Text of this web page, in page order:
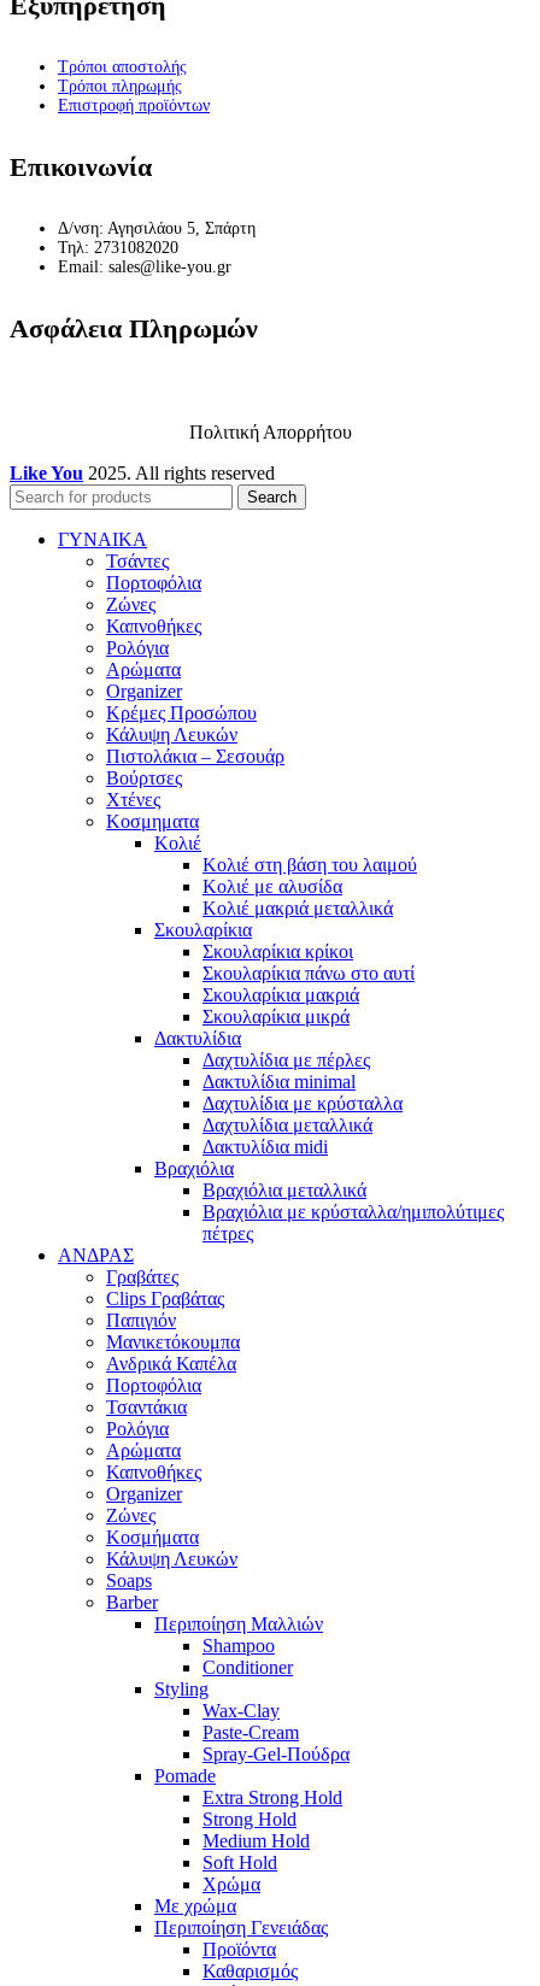
προϊόντος
Τρόποι αποστολής
Τρόποι πληρωμής
Επιστροφή προϊόντων
Επικοινωνία
Δ/νση: Αγησιλάου 5, Σπάρτη
Τηλ: 2731082020
Email: sales@like-you.gr
Ασφάλεια Πληρωμών
Πολιτική Απορρήτου
Like You 2025. All rights reserved
Search
ΓΥΝΑΙΚΑ
Τσάντες
Πορτοφόλια
Ζώνες
Καπνοθήκες
Ρολόγια
Αρώματα
Organizer
Κρέμες Προσώπου
Κάλυψη Λευκών
Πιστολάκια – Σεσουάρ
Βούρτσες
Χτένες
Κοσμηματα
Κολιέ
Κολιέ στη βάση του λαιμού
Κολιέ με αλυσίδα
Κολιέ μακριά μεταλλικά
Σκουλαρίκια
Σκουλαρίκια κρίκοι
Σκουλαρίκια πάνω στο αυτί
Σκουλαρίκια μακριά
Σκουλαρίκια μικρά
Δακτυλίδια
Δαχτυλίδια με πέρλες
Δακτυλίδια minimal
Δαχτυλίδια με κρύσταλλα
Δαχτυλίδια μεταλλικά
Δακτυλίδια midi
Βραχιόλια
Βραχιόλια μεταλλικά
Βραχιόλια με κρύσταλλα/ημιπολύτιμες
πέτρες
ΑΝΔΡΑΣ
Γραβάτες
Clips Γραβάτας
Παπιγιόν
Μανικετόκουμπα
Ανδρικά Καπέλα
Πορτοφόλια
Τσαντάκια
Ρολόγια
Αρώματα
Καπνοθήκες
Organizer
Ζώνες
Κοσμήματα
Κάλυψη Λευκών
Soaps
Barber
Περιποίηση Μαλλιών
Shampoo
Conditioner
Styling
Wax-Clay
Paste-Cream
Spray-Gel-Πούδρα
Pomade
Extra Strong Hold
Strong Hold
Medium Hold
Soft Hold
Χρώμα
Με χρώμα
Περιποίηση Γενειάδας
Προϊόντα
Καθαρισμός